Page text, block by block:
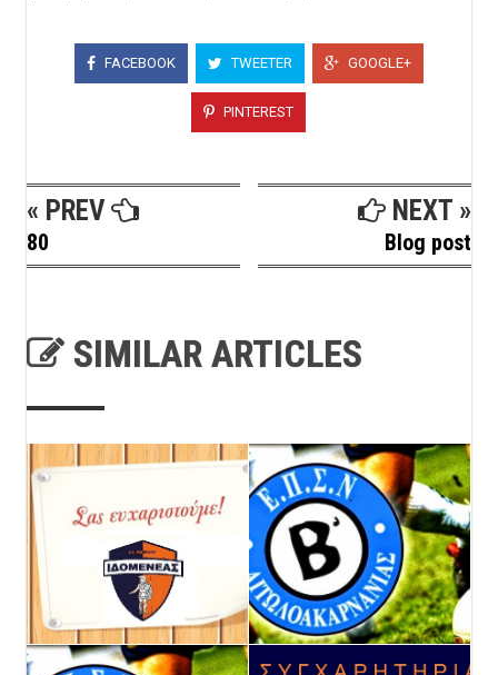
FACEBOOK TWEETER GOOGLE+
PINTEREST
« PREV
80
NEXT »
Blog post
SIMILAR ARTICLES